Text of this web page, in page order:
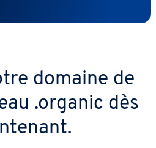
domaine de
.organic dès